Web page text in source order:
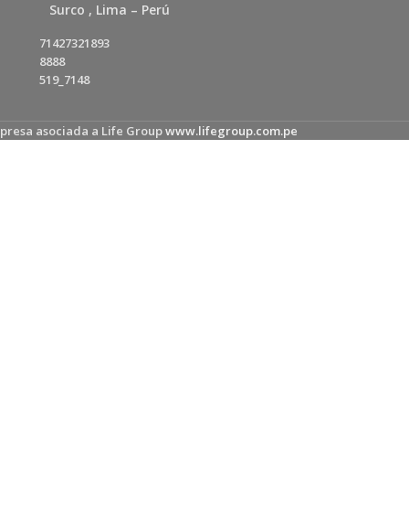
Surco , Lima – Perú
71427321893
8888
519_7148
asociada a Life Groupwww.lifegroup.com.pe